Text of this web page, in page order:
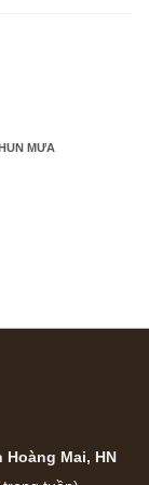
MƯA
Hoàng Mai, HN